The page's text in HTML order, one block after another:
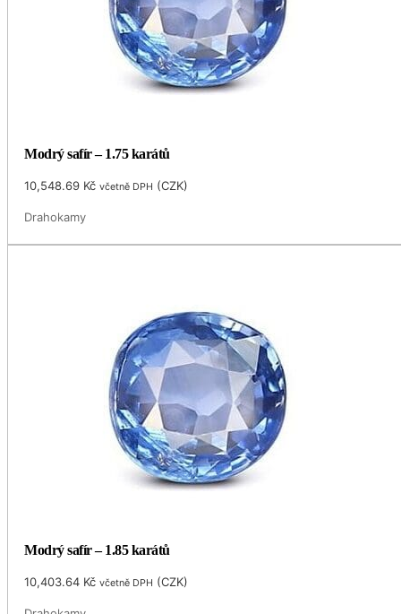
Modrý safír – 1.75 karátů
10,548.69 Kč včetně DPH (CZK)
Drahokamy
Modrý safír – 1.85 karátů
10,403.64 Kč včetně DPH (CZK)